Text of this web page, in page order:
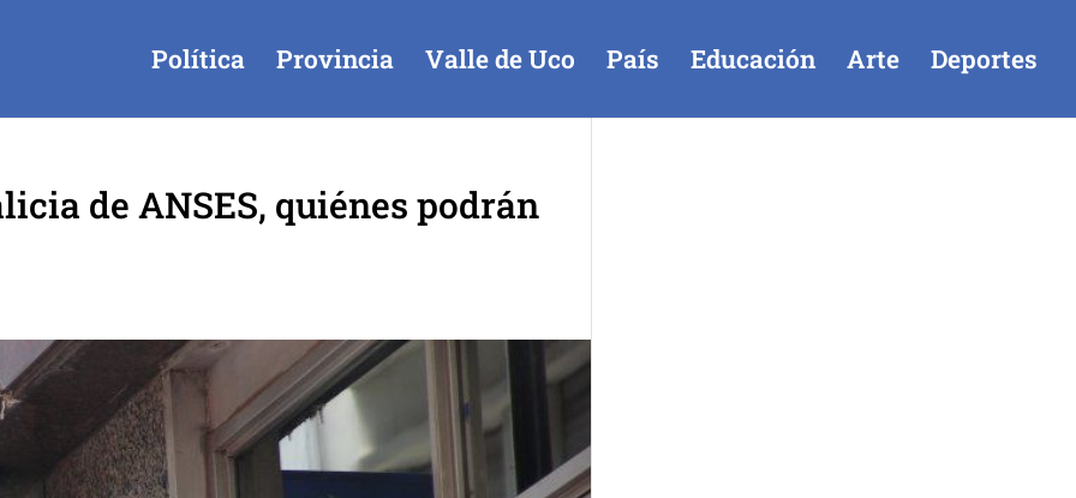
Política Provincia Valle de Uco País Educación Arte Deportes
de ANSES, quiénes podrán